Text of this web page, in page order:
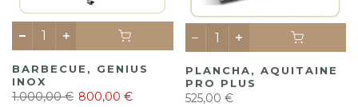
BARBECUE, GENIUS
INOX
1.000,00 € 800,00 €
PLANCHA, AQUITAINE
PRO PLUS
525,00 €